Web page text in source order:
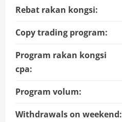
Rebat rakan kongsi:
Copy trading program:
Program rakan kongsi
cpa:
Program volum:
Withdrawals on weekend: